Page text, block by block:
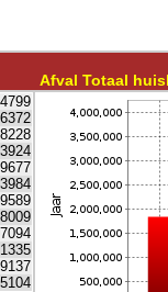
Afval Totaal